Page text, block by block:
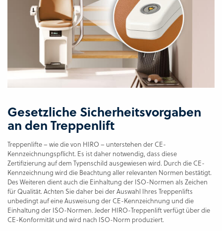
Gesetzliche Sicherheitsvorgaben
an den Treppenlift
Treppenlifte – wie die von HIRO – unterstehen der CE-
Kennzeichnungspflicht. Es ist daher notwendig, dass diese
Zertifizierung auf dem Typenschild ausgewiesen wird. Durch die CE-
Kennzeichnung wird die Beachtung aller relevanten Normen bestätigt.
Des Weiteren dient auch die Einhaltung der ISO-Normen als Zeichen
für Qualität. Achten Sie daher bei der Auswahl Ihres Treppenlifts
unbedingt auf eine Ausweisung der CE-Kennzeichnung und die
Einhaltung der ISO-Normen. Jeder HIRO-Treppenlift verfügt über die
CE-Konformität und wird nach ISO-Norm produziert.